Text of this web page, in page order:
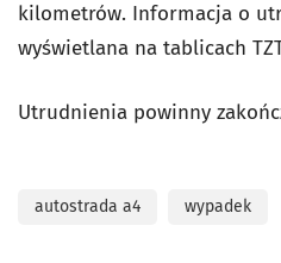
kilometrów. Informacja o
wyświetlana na tablicach
Utrudnienia powinny
autostrada a4 wypadek